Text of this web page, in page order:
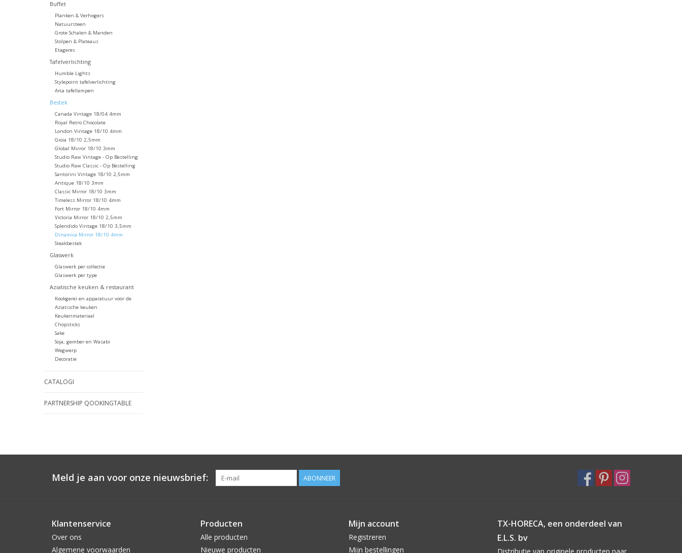
Buffet
Planken & Verhogers
Natuursteen
Grote Schalen & Manden
Stolpen & Plateaus
Etageres
Tafelverlichting
Humble Lights
Stylepoint tafelverlichting
Arca tafellampen
Bestek
Canada Vintage 18/04 4mm
Royal Retro Chocolate
London Vintage 18/10 4mm
Gioia 18/10 2,5mm
Global Mirror 18/10 3mm
Studio Raw Vintage - Op Bestelling
Studio Raw Classic - Op Bestelling
Santorini Vintage 18/10 2,5mm
Antique 18/10 3mm
Classic Mirror 18/10 3mm
Timeless Mirror 18/10 4mm
Fort Mirror 18/10 4mm
Victoria Mirror 18/10 2,5mm
Splendido Vintage 18/10 3,5mm
Dinamica Mirror 18/10 4mm
Steakbestek
Glaswerk
Glaswerk per collectie
Glaswerk per type
Aziatische keuken & restaurant
Kookgerei en apparatuur voor de
Aziatische keuken
Keukenmateriaal
Chopsticks
Sake
Soja, gember en Wasabi
Wegwerp
Decoratie
CATALOGI
PARTNERSHIP QOOKINGTABLE
Meld je aan voor onze nieuwsbrief: ABONNEER
Klantenservice
Over ons
Algemene voorwaarden
Producten
Alle producten
Nieuwe producten
Mijn account
Registreren
Mijn bestellingen
TX-HORECA, een onderdeel van
E.L.S. bv